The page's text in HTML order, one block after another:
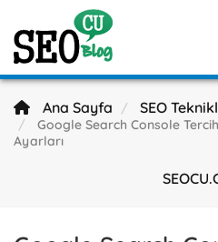
Ana Sayfa SEO
Google Search Console
Ayarları